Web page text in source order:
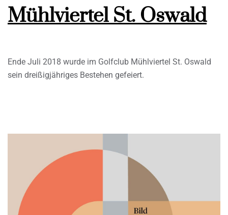
Mühlviertel St. Oswald
Ende Juli 2018 wurde im Golfclub Mühlviertel St. Oswald
sein dreißigjähriges Bestehen gefeiert.